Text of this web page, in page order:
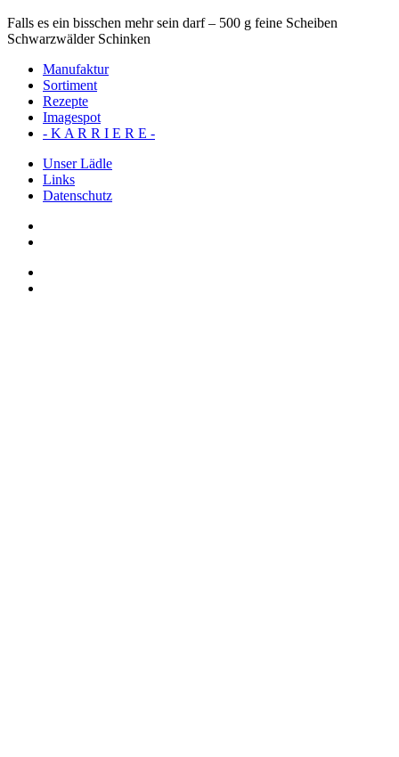
Falls es ein bisschen mehr sein darf – 500 g feine Scheiben
Schwarzwälder Schinken
Manufaktur
Sortiment
Rezepte
Imagespot
- K A R R I E R E -
Unser Lädle
Links
Datenschutz